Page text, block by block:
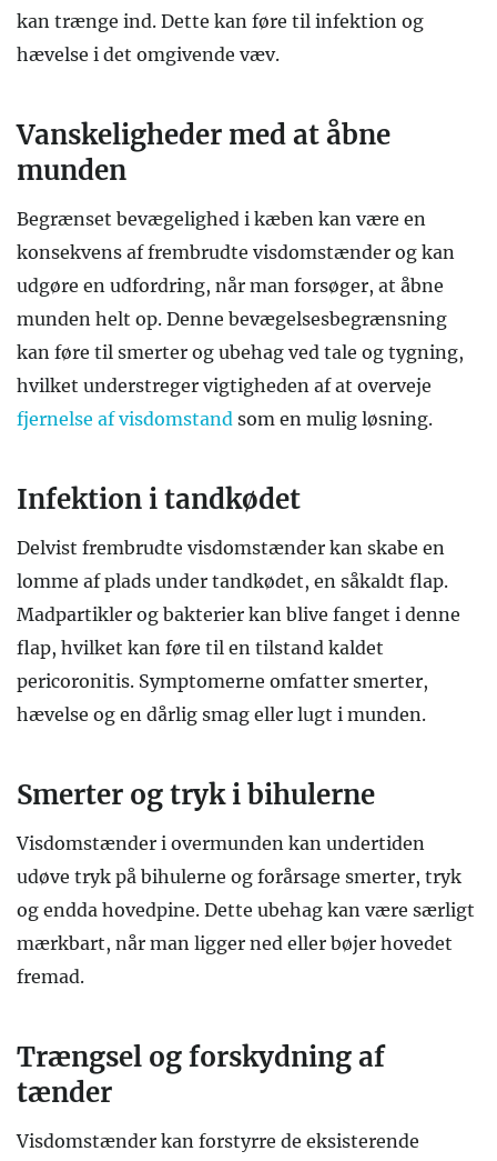
kan trænge ind. Dette kan føre til infektion og
hævelse i det omgivende væv.
Vanskeligheder med at åbne
munden
Begrænset bevægelighed i kæben kan være en
konsekvens af frembrudte visdomstænder og kan
udgøre en udfordring, når man forsøger, at åbne
munden helt op. Denne bevægelsesbegrænsning
kan føre til smerter og ubehag ved tale og tygning,
hvilket understreger vigtigheden af at overveje
fjernelse af visdomstand som en mulig løsning.
Infektion i tandkødet
Delvist frembrudte visdomstænder kan skabe en
lomme af plads under tandkødet, en såkaldt flap.
Madpartikler og bakterier kan blive fanget i denne
flap, hvilket kan føre til en tilstand kaldet
pericoronitis. Symptomerne omfatter smerter,
hævelse og en dårlig smag eller lugt i munden.
Smerter og tryk i bihulerne
Visdomstænder i overmunden kan undertiden
udøve tryk på bihulerne og forårsage smerter, tryk
og endda hovedpine. Dette ubehag kan være særligt
mærkbart, når man ligger ned eller bøjer hovedet
fremad.
Trængsel og forskydning af
tænder
Visdomstænder kan forstyrre de eksisterende